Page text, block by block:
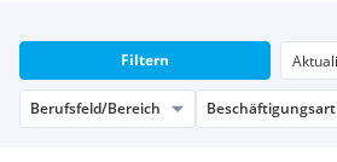
Filtern
Berufsfeld/Bereich Beschäftigungsart